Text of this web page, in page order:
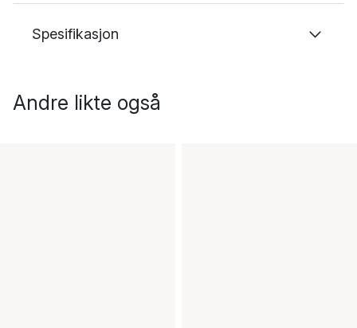
Spesifikasjon
Andre likte også